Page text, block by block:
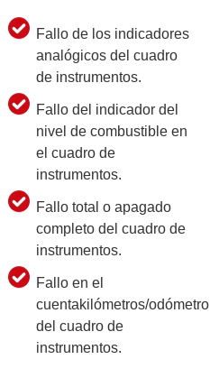
Fallo de los indicadores
analógicos del cuadro
de instrumentos.
Fallo del indicador del
nivel de combustible en
el cuadro de
instrumentos.
Fallo total o apagado
completo del cuadro de
instrumentos.
Fallo en el
cuentakilómetros/odómetro
del cuadro de
instrumentos.